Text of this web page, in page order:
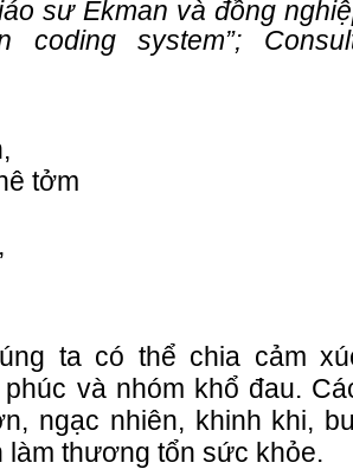
sư Ekman và đồng
coding system”;
tởm
ta có thể chia cảm
phúc và nhóm khổ đau.
ngạc nhiên, khinh khi,
làm thương tổn sức khỏe.